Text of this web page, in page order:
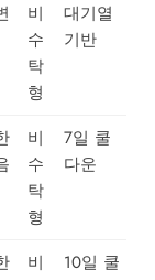
비
수
탁
형
대기열
기반
비
수
탁
형
7일 쿨
다운
비
10일 쿨